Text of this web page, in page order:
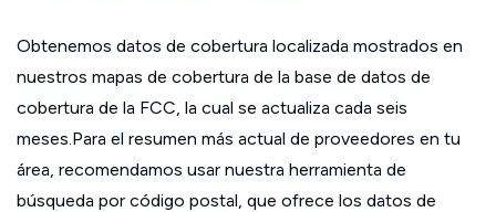
Obtenemos datos de cobertura localizada mostrados en
nuestros mapas de cobertura de la base de datos de
cobertura de la FCC, la cual se actualiza cada seis
meses.Para el resumen más actual de proveedores en tu
área, recomendamos usar nuestra herramienta de
búsqueda por código postal, que ofrece los datos de